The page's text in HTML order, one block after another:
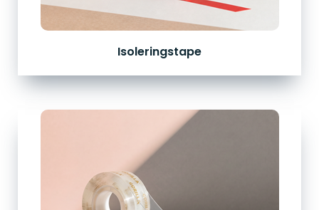
Isoleringstape